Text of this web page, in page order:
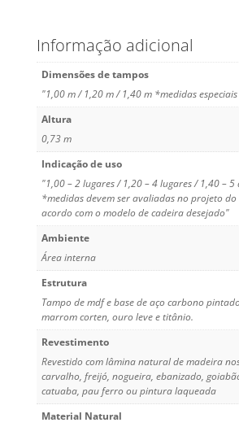
Informação adicional
Dimensões de tampos
"1,00 m / 1,20 m / 1,40 m *medidas
Altura
0,73 m
Indicação de uso
"1,00 – 2 lugares / 1,20 – 4 lugares / 1,40 – 5
*medidas devem ser avaliadas no projeto do
acordo com o modelo de cadeira desejado"
Ambiente
Área interna
Estrutura
Tampo de mdf e base de aço carbono
marrom corten, ouro leve e titânio.
Revestimento
Revestido com lâmina natural de madeira
carvalho, freijó, nogueira, ebanizado,
catuaba, pau ferro ou pintura laqueada
Material Natural